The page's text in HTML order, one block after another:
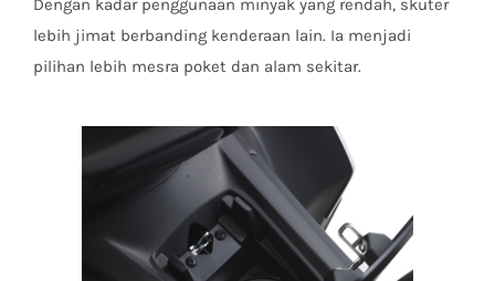
Dengan kadar penggunaan minyak yang rendah, skuter
lebih jimat berbanding kenderaan lain. Ia menjadi
pilihan lebih mesra poket dan alam sekitar.